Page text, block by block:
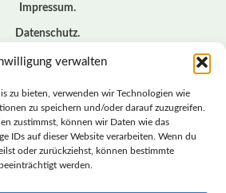
verwalten
zu bieten, verwenden wir Technologien wie
zu speichern und/oder darauf zuzugreifen.
zustimmst, können wir Daten wie das
IDs auf dieser Website verarbeiten. Wenn du
oder zurückziehst, können bestimmte
werden.
Impressum
Datenschutz
– Richtlinie (EU)
PARTEI DEUTSCHLAND *
SACHSEN